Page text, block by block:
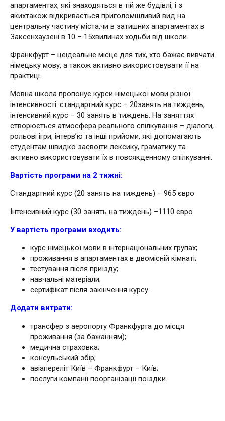
апартаментах, які знаходяться в тій же будівлі, і з
якихтакож відкривається приголомшливий вид на
центральну частину міста,чи в затишних апартаментах в
Заксенхаузені в 10 – 15хвилинах ходьби від школи.
Франкфурт – цеідеальне місце для тих, хто бажає вивчати
німецьку мову, а також активно використовувати її на
практиці.
Мовна школа пропонує курси німецької мови різної
інтенсивності: стандартний курс – 20занять на тиждень,
інтенсивний курс – 30 занять в тиждень. На заняттях
створюється атмосфера реального спілкування – діалоги,
рольові ігри, інтерв’ю та інші прийоми, які допомагають
студентам швидко засвоїти лексику, граматику та
активно використовувати їх в повсякденному спілкуванні.
Вартість програми на 2 тижні:
Стандартний курс (20 занять на тиждень) – 965 євро
Інтенсивний курс (30 занять на тиждень) –1110 євро
У вартість програми входить:
курс німецької мови в інтернаціональних групах;
проживання в апартаментах в двомісній кімнаті;
тестування після приїзду;
навчальні матеріали;
сертифікат після закінчення курсу.
Додати витрати:
трансфер з аеропорту Франкфурта до місця
проживання (за бажанням);
медична страховка;
консульський збір;
авіапереліт Київ – Франкфурт – Київ;
послуги компанії поорганізації поїздки.